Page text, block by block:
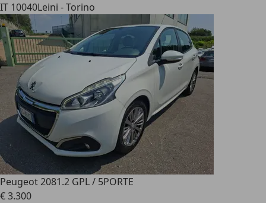
IT 10040Leini - Torino
Peugeot 2081.2 GPL / 5PORTE
€ 3.300